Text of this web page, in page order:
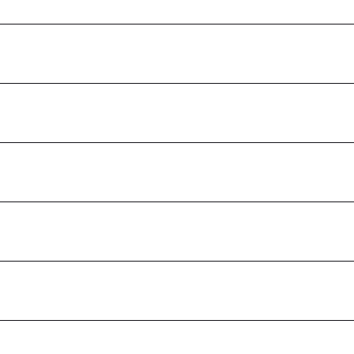
Tartu maakond
Basilicata
Molise